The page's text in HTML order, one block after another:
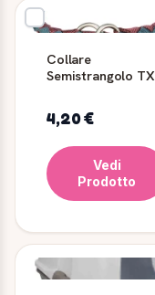
Collare
Semistrangolo TX
4,20 €
Vedi
Prodotto